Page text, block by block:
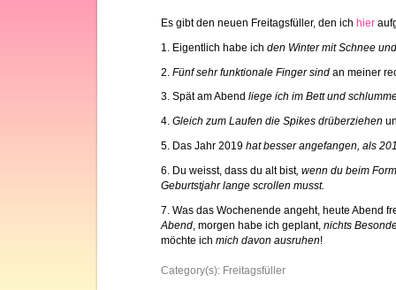
01-
Es gibt den neuen Freitagsfüller, den ich hier
1. Eigentlich habe ich den Winter mit Schnee
2. Fünf sehr funktionale Finger sind an meiner
3. Spät am Abend liege ich im Bett und
4. Gleich zum Laufen die Spikes drüberziehen
5. Das Jahr 2019 hat besser angefangen, als
6. Du weisst, dass du alt bist, wenn du beim
Geburtstjahr lange scrollen musst.
7. Was das Wochenende angeht, heute Abend
Abend , morgen habe ich geplant, nichts
möchte ich mich davon ausruhen!
Category(s): Freitagsfüller